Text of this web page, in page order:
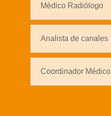
Médico Radiólogo
Analista de canales
Coordinador Médico